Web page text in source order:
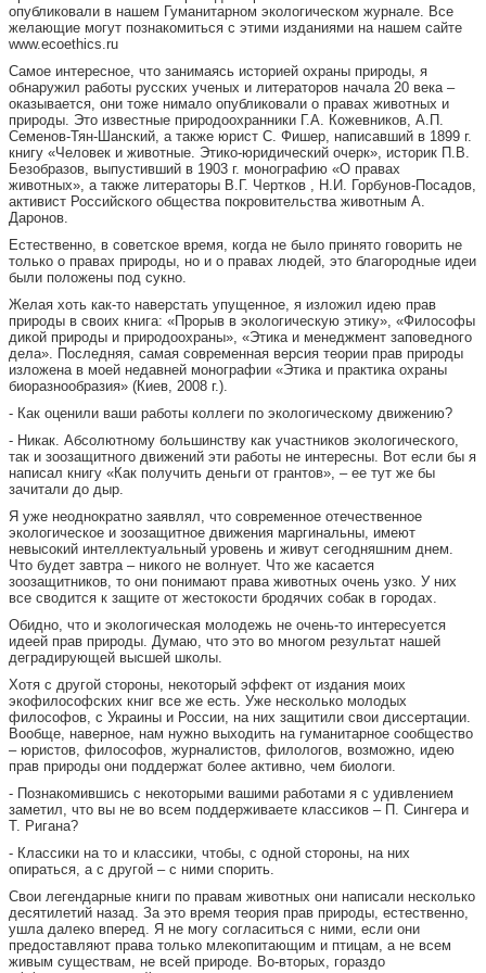
опубликовали в нашем Гуманитарном экологическом журнале. Все
желающие могут познакомиться с этими изданиями на нашем сайте
www.ecoethics.ru
Самое интересное, что занимаясь историей охраны природы, я
обнаружил работы русских ученых и литераторов начала 20 века –
оказывается, они тоже нимало опубликовали о правах животных и
природы. Это известные природоохранники Г.А. Кожевников, А.П.
Семенов-Тян-Шанский, а также юрист С. Фишер, написавший в 1899 г.
книгу «Человек и животные. Этико-юридический очерк», историк П.В.
Безобразов, выпустивший в 1903 г. монографию «О правах
животных», а также литераторы В.Г. Чертков , Н.И. Горбунов-Посадов,
активист Российского общества покровительства животным А.
Даронов.
Естественно, в советское время, когда не было принято говорить не
только о правах природы, но и о правах людей, это благородные идеи
были положены под сукно.
Желая хоть как-то наверстать упущенное, я изложил идею прав
природы в своих книга: «Прорыв в экологическую этику», «Философы
дикой природы и природоохраны», «Этика и менеджмент заповедного
дела». Последняя, самая современная версия теории прав природы
изложена в моей недавней монографии «Этика и практика охраны
биоразнообразия» (Киев, 2008 г.).
- Как оценили ваши работы коллеги по экологическому движению?
- Никак. Абсолютному большинству как участников экологического,
так и зоозащитного движений эти работы не интересны. Вот если бы я
написал книгу «Как получить деньги от грантов», – ее тут же бы
зачитали до дыр.
Я уже неоднократно заявлял, что современное отечественное
экологическое и зоозащитное движения маргинальны, имеют
невысокий интеллектуальный уровень и живут сегодняшним днем.
Что будет завтра – никого не волнует. Что же касается
зоозащитников, то они понимают права животных очень узко. У них
все сводится к защите от жестокости бродячих собак в городах.
Обидно, что и экологическая молодежь не очень-то интересуется
идеей прав природы. Думаю, что это во многом результат нашей
деградирующей высшей школы.
Хотя с другой стороны, некоторый эффект от издания моих
экофилософских книг все же есть. Уже несколько молодых
философов, с Украины и России, на них защитили свои диссертации.
Вообще, наверное, нам нужно выходить на гуманитарное сообщество
– юристов, философов, журналистов, филологов, возможно, идею
прав природы они поддержат более активно, чем биологи.
- Познакомившись с некоторыми вашими работами я с удивлением
заметил, что вы не во всем поддерживаете классиков – П. Сингера и
Т. Ригана?
- Классики на то и классики, чтобы, с одной стороны, на них
опираться, а с другой – с ними спорить.
Свои легендарные книги по правам животных они написали несколько
десятилетий назад. За это время теория прав природы, естественно,
ушла далеко вперед. Я не могу согласиться с ними, если они
предоставляют права только млекопитающим и птицам, а не всем
живым существам, не всей природе. Во-вторых, гораздо